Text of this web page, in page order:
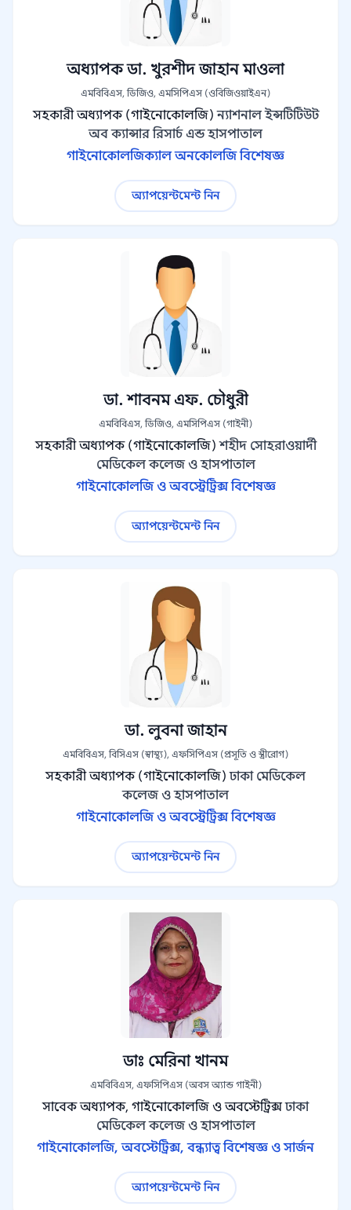
অধ্যাপক ডা. খুরশীদ জাহান মাওলা
এমবিবিএস, ডিজিও, এমসিপিএস (ওবিজিওয়াইএন)
সহকারী অধ্যাপক (গাইনোকোলজি) ন্যাশনাল ইন্সটিটিউট
অব ক্যান্সার রিসার্চ এন্ড হাসপাতাল
গাইনোকোলজিক্যাল অনকোলজি বিশেষজ্ঞ
অ্যাপয়েন্টমেন্ট নিন
ডা. শাবনম এফ. চৌধুরী
এমবিবিএস, ডিজিও, এমসিপিএস (গাইনী)
সহকারী অধ্যাপক (গাইনোকোলজি) শহীদ সোহরাওয়ার্দী
মেডিকেল কলেজ ও হাসপাতাল
গাইনোকোলজি ও অবস্ট্রেট্রিক্স বিশেষজ্ঞ
অ্যাপয়েন্টমেন্ট নিন
ডা. লুবনা জাহান
এমবিবিএস, বিসিএস (স্বাস্থ্য), এফসিপিএস (প্রসূতি ও স্ত্রীরোগ)
সহকারী অধ্যাপক (গাইনোকোলজি) ঢাকা মেডিকেল
কলেজ ও হাসপাতাল
গাইনোকোলজি ও অবস্ট্রেট্রিক্স বিশেষজ্ঞ
অ্যাপয়েন্টমেন্ট নিন
ডাঃ মেরিনা খানম
এমবিবিএস, এফসিপিএস (অবস অ্যান্ড গাইনী)
সাবেক অধ্যাপক, গাইনোকোলজি ও অবস্টেট্রিক্স ঢাকা
মেডিকেল কলেজ ও হাসপাতাল
গাইনোকোলজি, অবস্টেট্রিক্স, বন্ধ্যাত্ব বিশেষজ্ঞ ও সার্জন
অ্যাপয়েন্টমেন্ট নিন